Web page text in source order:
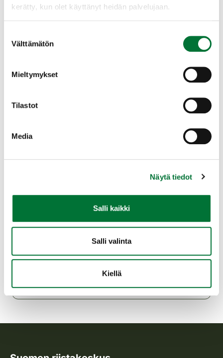
kerätty, kun olet käyttänyt heidän palvelujaan.
valinta
Välttämätön
Mieltymykset
Tilastot
Media
Näytä tiedot
Salli kaikki
Salli valinta
Kiellä
Kirjautukaa myös Oma riista järjestelmään se
metsästäjätutkintoon Riistainfossa.
vähintään kuusi osallistujaa/ koulutus ja
Riistatalon edessä on pysäköintitilaa ja
navigaattoriin tekstin: Riistatalo Kaarina
Kylmillä ilmoilla lämpimät tossut tms. hyvät
Turun seudun riistanhoitoyhdistys
Varsinais-Suomi
turku@rhy.riista.fi